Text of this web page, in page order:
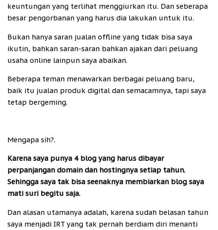
keuntungan yang terlihat menggiurkan itu. Dan seberapa
besar pengorbanan yang harus dia lakukan untuk itu.
Bukan hanya saran jualan offline yang tidak bisa saya
ikutin, bahkan saran-saran bahkan ajakan dari peluang
usaha online lainpun saya abaikan.
Beberapa teman menawarkan berbagai peluang baru,
baik itu jualan produk digital dan semacamnya, tapi saya
tetap bergeming.
Mengapa sih?.
Karena saya punya 4 blog yang harus dibayar
perpanjangan domain dan hostingnya setiap tahun.
Sehingga saya tak bisa seenaknya membiarkan blog saya
mati suri begitu saja.
Dan alasan utamanya adalah, karena sudah belasan tahun
saya menjadi IRT yang tak pernah berdiam diri menanti